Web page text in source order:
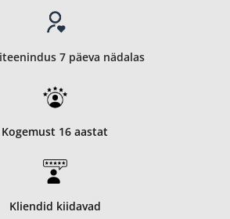
7 päeva nädalas
Kogemust 16 aastat
Kliendid kiidavad